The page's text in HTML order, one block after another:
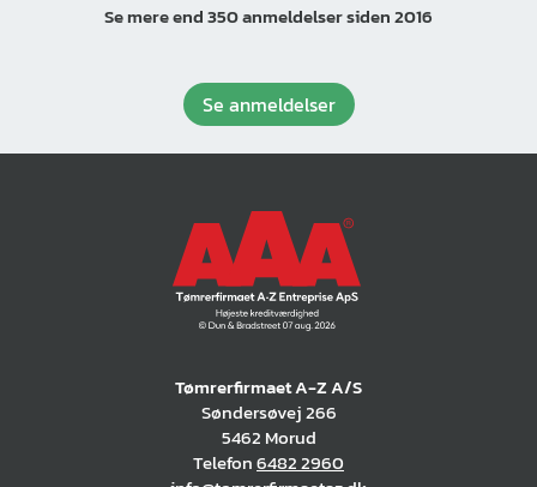
Se mere end 350 anmeldelser siden 2016
Se anmeldelser
Tømrerfirmaet A-Z A/S
Søndersøvej 266
5462 Morud
Telefon6482 2960